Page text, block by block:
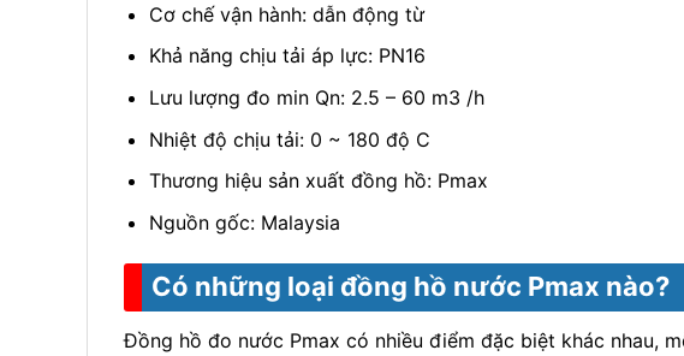
Cơ chế vận hành: dẫn động từ
Khả năng chịu tải áp lực: PN16
Lưu lượng đo min Qn: 2.5 – 60 m3 /h
Nhiệt độ chịu tải: 0 ~ 180 độ C
Thương hiệu sản xuất đồng hồ: Pmax
Nguồn gốc: Malaysia
Có những loại đồng hồ nước Pmax nào?
Đồng hồ đo nước Pmax có nhiều điểm đặc biệt khác nhau,